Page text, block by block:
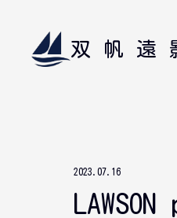
双帆遠
2023.07.16